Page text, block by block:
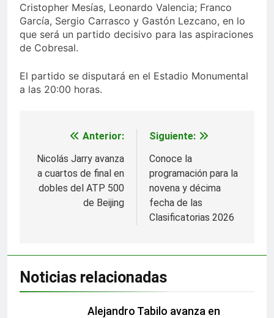
Cristopher Mesías, Leonardo Valencia; Franco
García, Sergio Carrasco y Gastón Lezcano, en lo
que será un partido decisivo para las aspiraciones
de Cobresal.
El partido se disputará en el Estadio Monumental
a las 20:00 horas.
Navegación
de
entradas
Anterior:
Nicolás Jarry avanza
a cuartos de final en
dobles del ATP 500
de Beijing
Siguiente:
Conoce la
programación para la
novena y décima
fecha de las
Clasificatorias 2026
Noticias relacionadas
Alejandro Tabilo avanza en